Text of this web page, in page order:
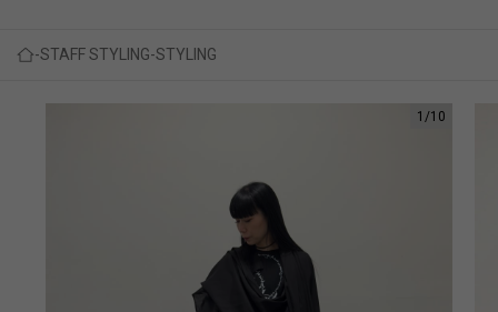
STAFF STYLING STYLING
1 /10